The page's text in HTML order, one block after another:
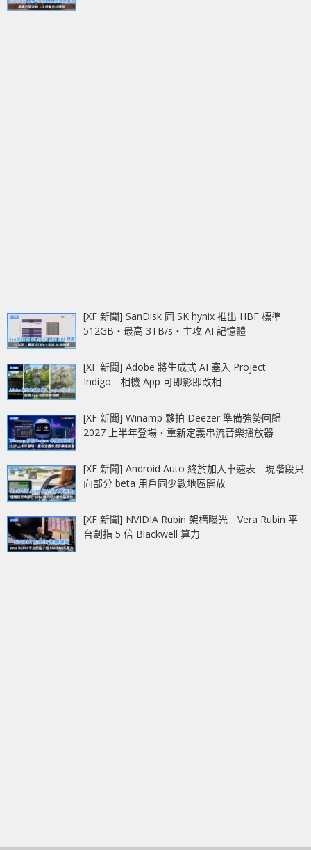
[XF 新聞] SanDisk 同 SK hynix 推出 HBF 標準
512GB‧最高 3TB/s‧主攻 AI 記憶體
[XF 新聞] Adobe 將生成式 AI 塞入 Project
Indigo 相機 App 可即影即改相
[XF 新聞] Winamp 夥拍 Deezer 準備強勢回歸
2027 上半年登場‧重新定義串流音樂播放器
[XF 新聞] Android Auto 終於加入車速表 現階段只
向部分 beta 用戶同少數地區開放
[XF 新聞] NVIDIA Rubin 架構曝光 Vera Rubin 平
台劍指 5 倍 Blackwell 算力